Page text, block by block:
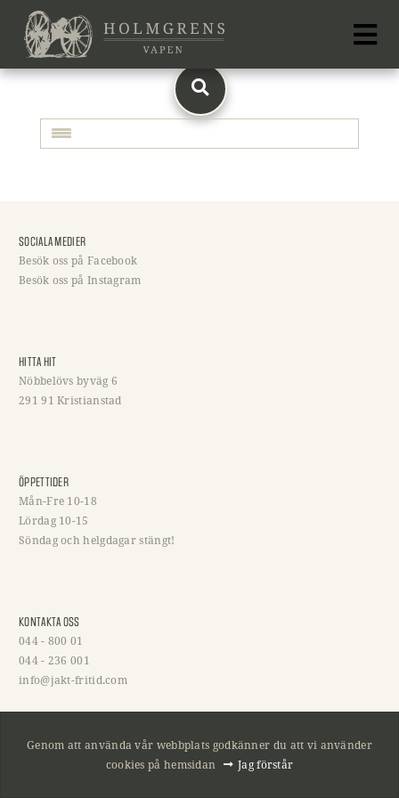
Genom att använda vår webbplats godkänner du att vi använder
cookies på hemsidan
Jag förstår
SOCIALA MEDIER
Besök oss på Facebook
Besök oss på Instagram
HITTA HIT
Nöbbelövs byväg 6
291 91 Kristianstad
ÖPPETTIDER
Mån-Fre 10-18
Lördag 10-15
Söndag och helgdagar stängt!
KONTAKTA OSS
044 - 800 01
044 - 236 001
info@jakt-fritid.com